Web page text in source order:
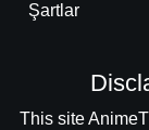
Şartlar
This site